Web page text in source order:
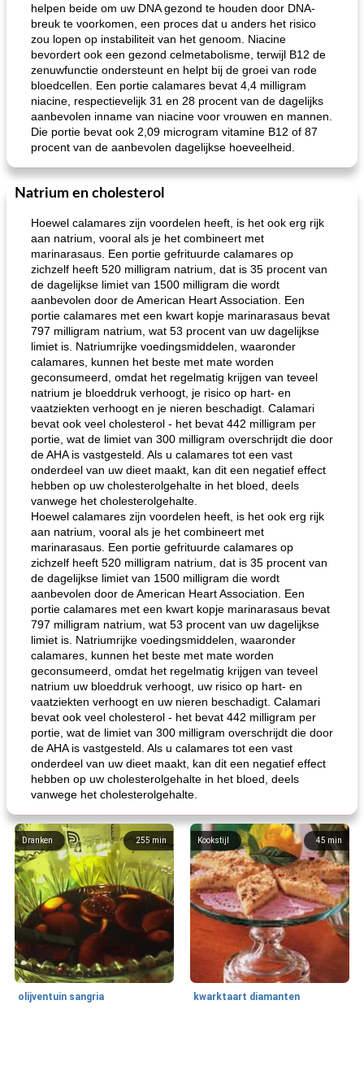
helpen beide om uw DNA gezond te houden door DNA-
breuk te voorkomen, een proces dat u anders het risico
zou lopen op instabiliteit van het genoom. Niacine
bevordert ook een gezond celmetabolisme, terwijl B12 de
zenuwfunctie ondersteunt en helpt bij de groei van rode
bloedcellen. Een portie calamares bevat 4,4 milligram
niacine, respectievelijk 31 en 28 procent van de dagelijks
aanbevolen inname van niacine voor vrouwen en mannen.
Die portie bevat ook 2,09 microgram vitamine B12 of 87
procent van de aanbevolen dagelijkse hoeveelheid.
Natrium en cholesterol
Hoewel calamares zijn voordelen heeft, is het ook erg rijk
aan natrium, vooral als je het combineert met
marinarasaus. Een portie gefrituurde calamares op
zichzelf heeft 520 milligram natrium, dat is 35 procent van
de dagelijkse limiet van 1500 milligram die wordt
aanbevolen door de American Heart Association. Een
portie calamares met een kwart kopje marinarasaus bevat
797 milligram natrium, wat 53 procent van uw dagelijkse
limiet is. Natriumrijke voedingsmiddelen, waaronder
calamares, kunnen het beste met mate worden
geconsumeerd, omdat het regelmatig krijgen van teveel
natrium je bloeddruk verhoogt, je risico op hart- en
vaatziekten verhoogt en je nieren beschadigt. Calamari
bevat ook veel cholesterol - het bevat 442 milligram per
portie, wat de limiet van 300 milligram overschrijdt die door
de AHA is vastgesteld. Als u calamares tot een vast
onderdeel van uw dieet maakt, kan dit een negatief effect
hebben op uw cholesterolgehalte in het bloed, deels
vanwege het cholesterolgehalte.
Hoewel calamares zijn voordelen heeft, is het ook erg rijk
aan natrium, vooral als je het combineert met
marinarasaus. Een portie gefrituurde calamares op
zichzelf heeft 520 milligram natrium, dat is 35 procent van
de dagelijkse limiet van 1500 milligram die wordt
aanbevolen door de American Heart Association. Een
portie calamares met een kwart kopje marinarasaus bevat
797 milligram natrium, wat 53 procent van uw dagelijkse
limiet is. Natriumrijke voedingsmiddelen, waaronder
calamares, kunnen het beste met mate worden
geconsumeerd, omdat het regelmatig krijgen van teveel
natrium uw bloeddruk verhoogt, uw risico op hart- en
vaatziekten verhoogt en uw nieren beschadigt. Calamari
bevat ook veel cholesterol - het bevat 442 milligram per
portie, wat de limiet van 300 milligram overschrijdt die door
de AHA is vastgesteld. Als u calamares tot een vast
onderdeel van uw dieet maakt, kan dit een negatief effect
hebben op uw cholesterolgehalte in het bloed, deels
vanwege het cholesterolgehalte.
255min
Dranken
olijventuin sangria
45 min
Kookstijl
kwarktaart diamanten